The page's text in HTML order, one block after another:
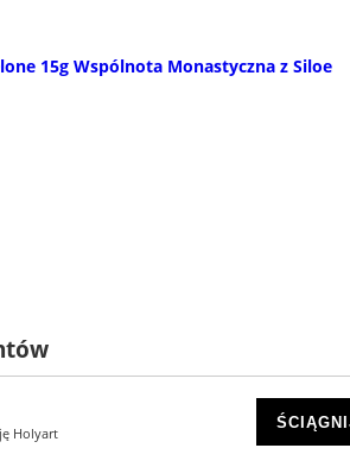
Holyart
15g Wspólnota Monastyczna z Siloe